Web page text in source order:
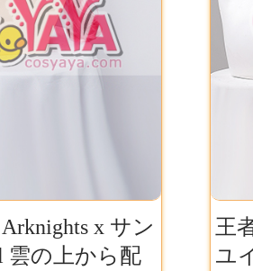
x サン
雲の上から配
王
ユ